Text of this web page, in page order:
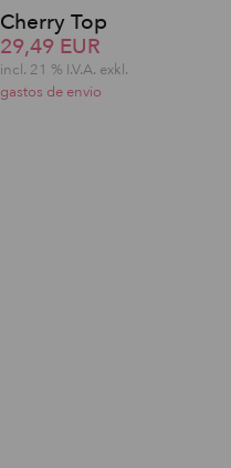
Cherry Top
29,49 EUR
incl. 21 % I.V.A. exkl.
gastos de envio